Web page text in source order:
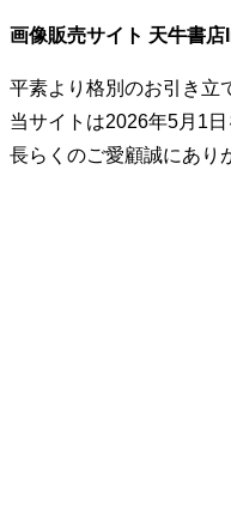
画像販売サイト 天牛書
平素より格別のお引き立
当サイトは2026年5月1
長らくのご愛顧誠にあり